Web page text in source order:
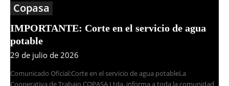
Copasa
IMPORTANTE: Corte en el servicio de agua
potable
29 de julio de 2026
Comunicado Oficial:Corte en el servicio de agua potableLa
Cooperativa de Trabajo COPASA Ltda. informa a toda la comunidad